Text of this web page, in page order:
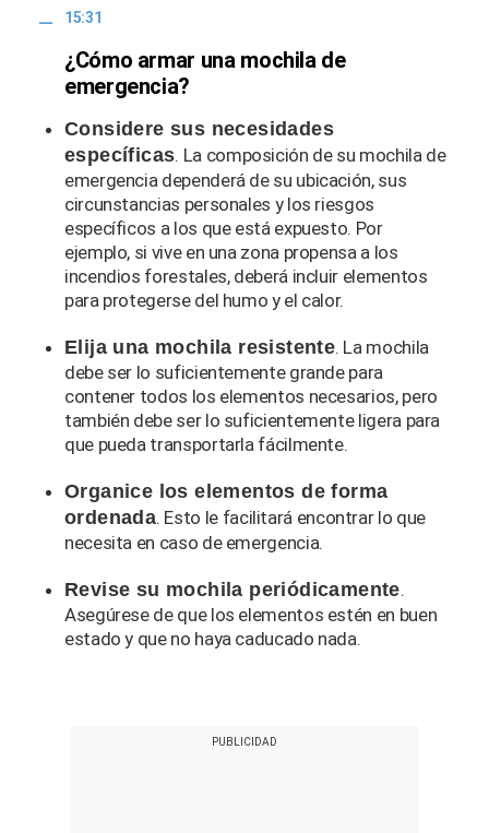
15:31
¿Cómo armar una mochila de
emergencia?
Considere sus necesidades
específicas. La composición de su mochila de
emergencia dependerá de su ubicación, sus
circunstancias personales y los riesgos
específicos a los que está expuesto. Por
ejemplo, si vive en una zona propensa a los
incendios forestales, deberá incluir elementos
para protegerse del humo y el calor.
Elija una mochila resistente. La mochila
debe ser lo suficientemente grande para
contener todos los elementos necesarios, pero
también debe ser lo suficientemente ligera para
que pueda transportarla fácilmente.
Organice los elementos de forma
ordenada. Esto le facilitará encontrar lo que
necesita en caso de emergencia.
Revise su mochila periódicamente.
Asegúrese de que los elementos estén en buen
estado y que no haya caducado nada.